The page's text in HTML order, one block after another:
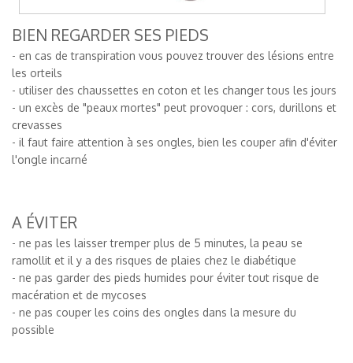
BIEN REGARDER SES PIEDS
- en cas de transpiration vous pouvez trouver des lésions entre
les orteils
- utiliser des chaussettes en coton et les changer tous les jours
- un excès de "peaux mortes" peut provoquer : cors, durillons et
crevasses
- il faut faire attention à ses ongles, bien les couper afin d'éviter
l'ongle incarné
A ÉVITER
- ne pas les laisser tremper plus de 5 minutes, la peau se
ramollit et il y a des risques de plaies chez le diabétique
- ne pas garder des pieds humides pour éviter tout risque de
macération et de mycoses
- ne pas couper les coins des ongles dans la mesure du
possible